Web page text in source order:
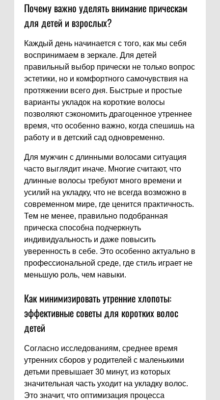
Почему важно уделять внимание прическам
для детей и взрослых?
Каждый день начинается с того, как мы себя
воспринимаем в зеркале. Для детей
правильный выбор прически не только вопрос
эстетики, но и комфортного самочувствия на
протяжении всего дня. Быстрые и простые
варианты укладок на короткие волосы
позволяют сэкономить драгоценное утреннее
время, что особенно важно, когда спешишь на
работу и в детский сад одновременно.
Для мужчин с длинными волосами ситуация
часто выглядит иначе. Многие считают, что
длинные волосы требуют много времени и
усилий на укладку, что не всегда возможно в
современном мире, где ценится практичность.
Тем не менее, правильно подобранная
прическа способна подчеркнуть
индивидуальность и даже повысить
уверенность в себе. Это особенно актуально в
профессиональной среде, где стиль играет не
меньшую роль, чем навыки.
Как минимизировать утренние хлопоты:
эффективные советы для коротких волос
детей
Согласно исследованиям, среднее время
утренних сборов у родителей с маленькими
детьми превышает 30 минут, из которых
значительная часть уходит на укладку волос.
Это значит, что оптимизация процесса